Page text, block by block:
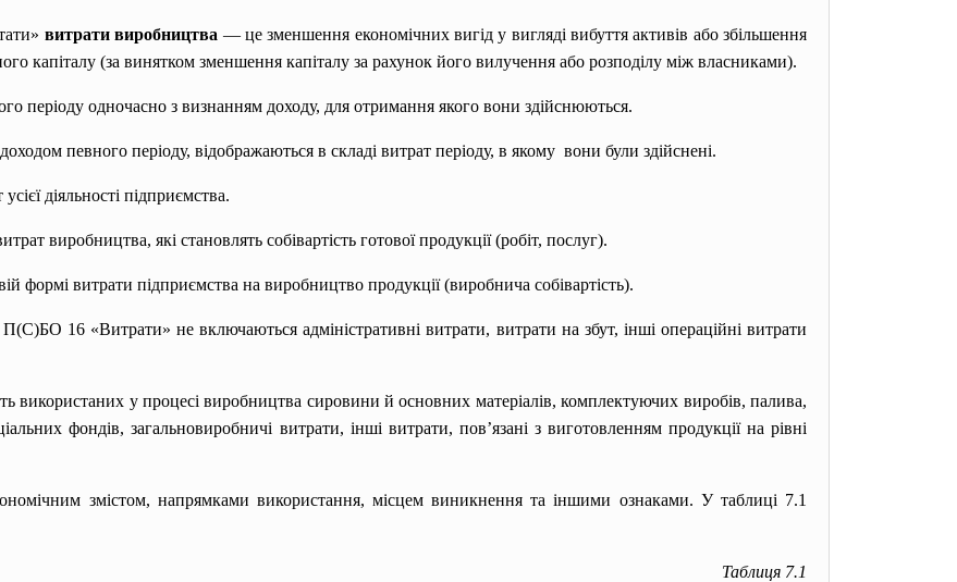
витрати виробництва — це зменшення економічних вигід у вигляді вибуття активів або збільшення
капіталу (за винятком зменшення капіталу за рахунок його вилучення або розподілу між власниками).
періоду одночасно з визнанням доходу, для отримання якого вони здійснюються.
певного періоду, відображаються в складі витрат періоду, в якому вони були здійснені.
діяльності підприємства.
виробництва, які становлять собівартість готової продукції (робіт, послуг).
формі витрати підприємства на виробництво продукції (виробнича собівартість).
16 «Витрати» не включаються адміністративні витрати, витрати на збут, інші операційні витрати
використаних у процесі виробництва сировини й основних матеріалів, комплектуючих виробів, палива,
фондів, загальновиробничі витрати, інші витрати, пов’язані з виготовленням продукції на рівні
змістом, напрямками використання, місцем виникнення та іншими ознаками. У таблиці 7.1
Таблиця 7.1